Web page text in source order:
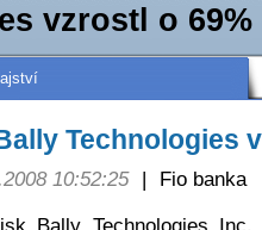
vzrostl o 69%
Technologies
10:52:25 |
Fio banka
Bally Technologies